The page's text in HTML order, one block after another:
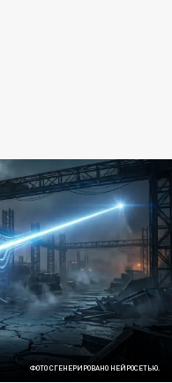
ФОТО СГЕНЕРИРОВАНО НЕЙРОСЕТЬЮ.